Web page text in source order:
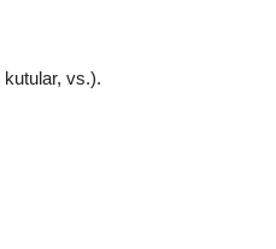
kutular, vs.).